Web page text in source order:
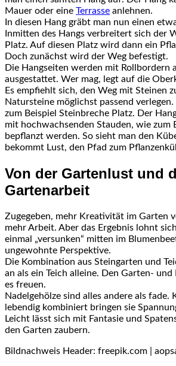
Mauer oder eine Terrasse anlehnen.
In diesen Hang gräbt man nun einen
Inmitten des Hangs verbreitert sich der
Platz. Auf diesen Platz wird dann ein
Doch zunächst wird der Weg befestigt.
Die Hangseiten werden mit Rollbordern
ausgestattet. Wer mag, legt auf die
Es empfiehlt sich, den Weg mit Steinen
Natursteine möglichst passend
zum Beispiel Steinbreche Platz. Der
mit hochwachsenden Stauden, wie zum
bepflanzt werden. So sieht man den
bekommt Lust, den Pfad zum
Von der Gartenlust und
Gartenarbeit
Zugegeben, mehr Kreativität im Garten
mehr Arbeit. Aber das Ergebnis lohnt
einmal „versunken“ mitten im
ungewohnte Perspektive.
Die Kombination aus Steingarten und
an als ein Teich alleine. Den Garten-
es freuen.
Nadelgehölze sind alles andere als fade.
lebendig kombiniert bringen sie
Leicht lässt sich mit Fantasie und
den Garten zaubern.
Bildnachweis Header: freepik.com |